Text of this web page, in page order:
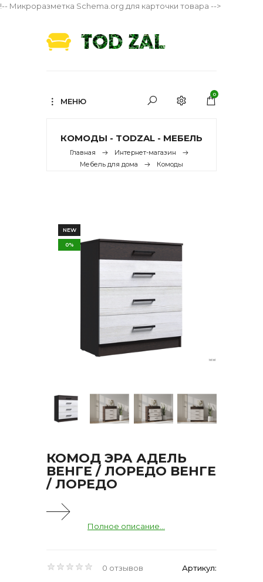
!-- Микроразметка Schema.org для карточки товара -->
МЕНЮ
0
КОМОДЫ - TODZAL - МЕБЕЛЬ
Главная
Интернет-магазин
Мебель для дома
Комоды
NEW
0%
КОМОД ЭРА АДЕЛЬ
ВЕНГЕ / ЛОРЕДО ВЕНГЕ
/ ЛОРЕДО
Полное описание...
0 отзывов Артикул: